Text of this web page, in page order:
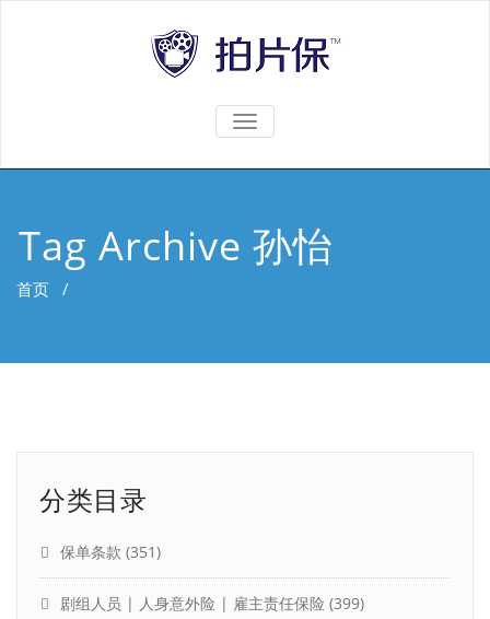
TOGGLE
Tag Archive 孙怡
首页 /
分类目录
保单条款 (351)
剧组人员 | 人身意外险 | 雇主责任保险 (399)